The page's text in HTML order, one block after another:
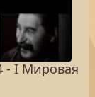
- I Мировая